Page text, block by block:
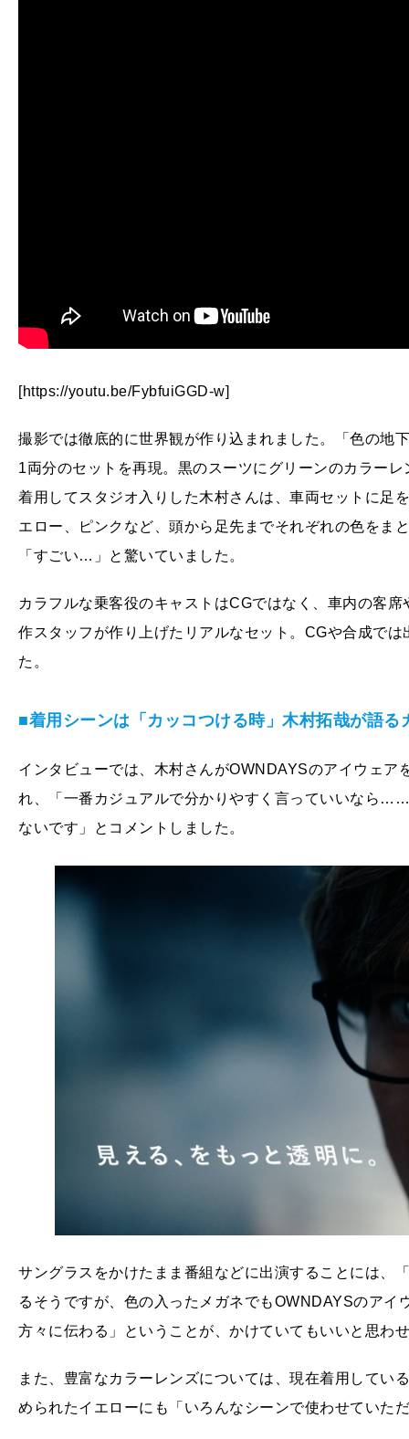
[https://youtu.be/FybfuiGGD-w]
撮影では徹底的に世界観が作り込まれました。「色の地
1両分のセットを再現。黒のスーツにグリーンのカラー
着用してスタジオ入りした木村さんは、車両セットに足
エロー、ピンクなど、頭から足先までそれぞれの色をま
「すごい…」と驚いていました。
カラフルな乗客役のキャストはCGではなく、車内の客
作スタッフが作り上げたリアルなセット。CGや合成で
た。
■着用シーンは「カッコつける時」木村拓哉が語る
インタビューでは、木村さんがOWNDAYSのアイウェア
れ、「一番カジュアルで分かりやすく言っていいなら
ないです」とコメントしました。
サングラスをかけたまま番組などに出演することには、
るそうですが、色の入ったメガネでもOWNDAYSのア
方々に伝わる」ということが、かけていてもいいと思わ
また、豊富なカラーレンズについては、現在着用してい
められたイエローにも「いろんなシーンで使わせていた